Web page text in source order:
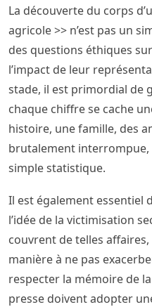
La découverte du corps
agricole >> n’est pas un
des questions éthiques
l’impact de leur
stade, il est primordial de
chaque chiffre se cache
histoire, une famille, des
brutalement interrompue,
simple statistique.
Il est également essentiel
l’idée de la victimisation
couvrent de telles
manière à ne pas
respecter la mémoire de
presse doivent adopter